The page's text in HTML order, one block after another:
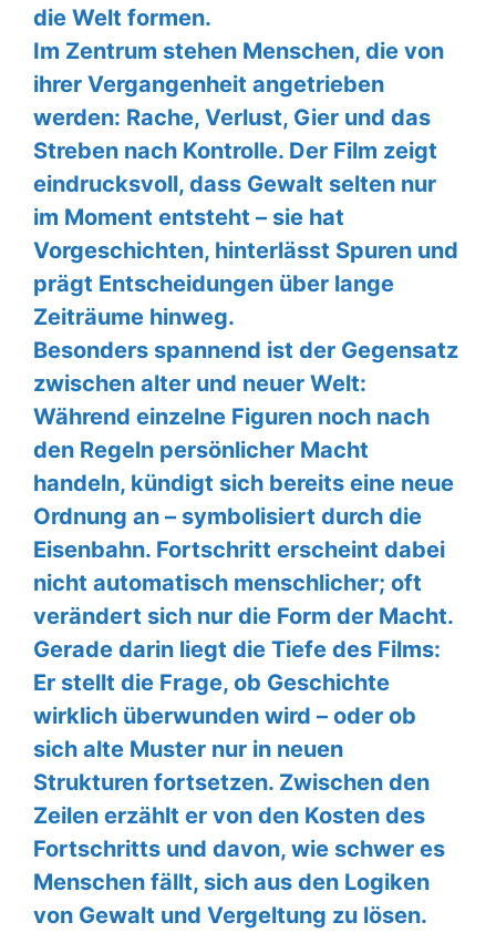
die Welt formen.
Im Zentrum stehen Menschen, die von
ihrer Vergangenheit angetrieben
werden: Rache, Verlust, Gier und das
Streben nach Kontrolle. Der Film zeigt
eindrucksvoll, dass Gewalt selten nur
im Moment entsteht – sie hat
Vorgeschichten, hinterlässt Spuren und
prägt Entscheidungen über lange
Zeiträume hinweg.
Besonders spannend ist der Gegensatz
zwischen alter und neuer Welt:
Während einzelne Figuren noch nach
den Regeln persönlicher Macht
handeln, kündigt sich bereits eine neue
Ordnung an – symbolisiert durch die
Eisenbahn. Fortschritt erscheint dabei
nicht automatisch menschlicher; oft
verändert sich nur die Form der Macht.
Gerade darin liegt die Tiefe des Films:
Er stellt die Frage, ob Geschichte
wirklich überwunden wird – oder ob
sich alte Muster nur in neuen
Strukturen fortsetzen. Zwischen den
Zeilen erzählt er von den Kosten des
Fortschritts und davon, wie schwer es
Menschen fällt, sich aus den Logiken
von Gewalt und Vergeltung zu lösen.